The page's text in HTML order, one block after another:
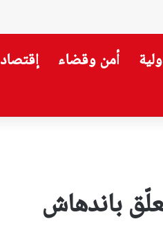
أمن وقضاء إقتصاد
باندهاش